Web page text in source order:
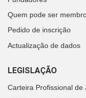
Quem pode ser
Pedido de inscrição
Actualização de dados
LEGISLAÇÃO
Carteira Profissional de